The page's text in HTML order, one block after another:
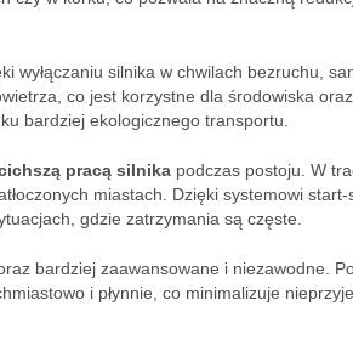
wyłączaniu silnika w chwilach bezruchu,
co jest korzystne dla środowiska
bardziej ekologicznego transportu.
pracą silnika podczas postoju. W
miastach. Dzięki systemowi
gdzie zatrzymania są częste.
bardziej zaawansowane i niezawodne.
i płynnie, co minimalizuje